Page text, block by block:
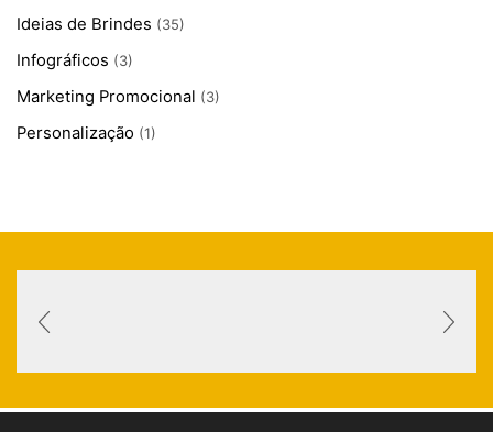
Ideias de Brindes (35)
Infográficos (3)
Marketing Promocional (3)
Personalização (1)